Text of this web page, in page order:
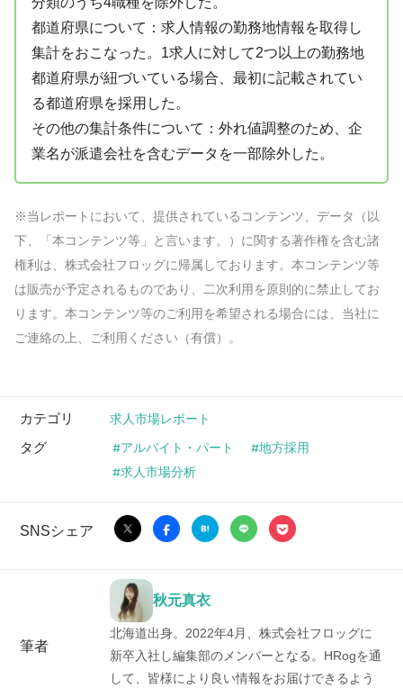
都道府県について：求人情報の勤務地情報を取得し
集計をおこなった。1求人に対して2つ以上の勤務地
都道府県が紐づいている場合、最初に記載されてい
る都道府県を採用した。
その他の集計条件について：外れ値調整のため、企
業名が派遣会社を含むデータを一部除外した。
※当レポートにおいて、提供されているコンテンツ、データ（以
下、「本コンテンツ等」と言います。）に関する著作権を含む諸
権利は、株式会社フロッグに帰属しております。本コンテンツ等
は販売が予定されるものであり、二次利用を原則的に禁止してお
ります。本コンテンツ等のご利用を希望される場合には、当社に
ご連絡の上、ご利用ください（有償）。
カテゴリ 求人市場レポート
タグ アルバイト・パート
地方採用
求人市場分析
SNSシェア
筆者
秋元真衣
北海道出身。2022年4月、株式会社フロッグに
新卒入社し編集部のメンバーとなる。HRogを通
して、皆様により良い情報をお届けできるよう